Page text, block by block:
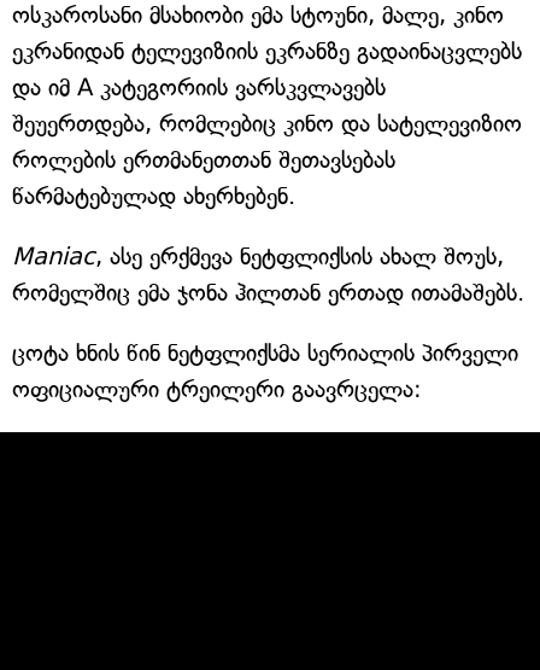
ოსკაროსანი მსახიობი ემა სტოუნი, მალე, კინო
ეკრანიდან ტელევიზიის ეკრანზე გადაინაცვლებს
და იმ A კატეგორიის ვარსკვლავებს
შეუერთდება, რომლებიც კინო და სატელევიზიო
როლების ერთმანეთთან შეთავსებას
წარმატებულად ახერხებენ.
Maniac, ასე ერქმევა ნეტფლიქსის ახალ შოუს,
რომელშიც ემა ჯონა ჰილთან ერთად ითამაშებს.
ცოტა ხნის წინ ნეტფლიქსმა სერიალის პირველი
ოფიციალური ტრეილერი გაავრცელა: